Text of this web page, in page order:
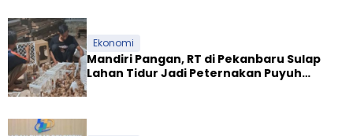
Ekonomi
Mandiri Pangan, RT di Pekanbaru Sulap
Lahan Tidur Jadi Peternakan Puyuh